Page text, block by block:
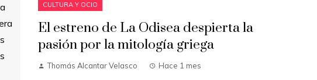
CULTURA Y OCIO
El estreno de La Odisea despierta la
pasión por la mitología griega
Thomás Alcantar Velasco Hace 1 mes